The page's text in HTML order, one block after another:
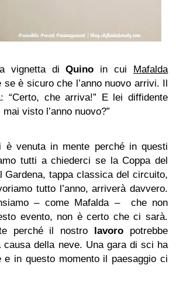
vignetta diQuino in cui Mafalda
se è sicuro che l’anno nuovo arrivi. Il
“Certo, che arriva!” E lei diffidente
visto l’anno nuovo?”
è venuta in mente perché in questi
tutti a chiederci se la Coppa del
Gardena, tappa classica del circuito,
tutto l’anno, arriverà davvero.
– come Mafalda – che non
evento, non è certo che ci sarà.
perché il nostro lavoro potrebbe
causa della neve. Una gara di sci ha
e in questo momento il paesaggio ci